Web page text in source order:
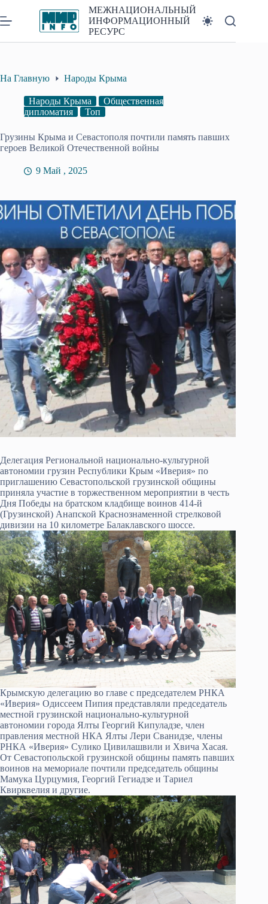
к
сути
МЕЖНАЦИОНАЛЬНЫЙ
ИНФОРМАЦИОННЫЙ
РЕСУРС
На Главную Народы Крыма
Народы Крыма
Общественная
дипломатия
Топ
Грузины Крыма и Севастополя почтили память павших
героев Великой Отечественной войны
9 Май , 2025
Делегация Региональной национально-культурной
автономии грузин Республики Крым «Иверия» по
приглашению Севастопольской грузинской общины
приняла участие в торжественном мероприятии в честь
Дня Победы на братском кладбище воинов 414-й
(Грузинской) Анапской Краснознаменной стрелковой
дивизии на 10 километре Балаклавского шоссе.
Крымскую делегацию во главе с председателем РНКА
«Иверия» Одиссеем Пипия представляли председатель
местной грузинской национально-культурной
автономии города Ялты Георгий Кипуладзе, член
правления местной НКА Ялты Лери Сванидзе, члены
РНКА «Иверия» Сулико Цивилашвили и Хвича Хасая.
От Севастопольской грузинской общины память павших
воинов на мемориале почтили председатель общины
Мамука Цурцумия, Георгий Гегиадзе и Тариел
Квирквелия и другие.